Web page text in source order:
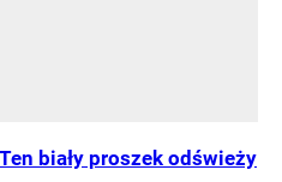
biały proszek odświeży